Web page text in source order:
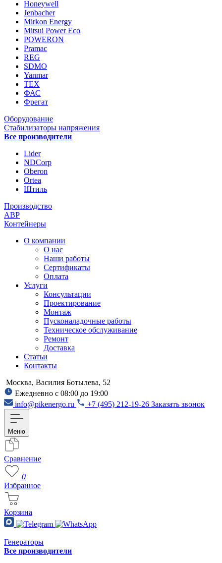
Honeywell
Jenbacher
Mirkon Energy
Mitsui Power Eco
POWERON
Pramac
REG
SDMO
Yanmar
ТЕХ
ФАС
Фрегат
Оборудование
Стабилизаторы напряжения
Все производители
Lider
NDCorp
Oberon
Ortea
Штиль
Производство
АВР
Контейнеры
О компании
О нас
Наши работы
Сертификаты
Оплата
Услуги
Консультации
Проектирование
Монтаж
Пусконаладочные работы
Техническое обслуживание
Ремонт
Доставка
Статьи
Контакты
Москва, Василия Ботылева, 52
Ежедневно с 08:00 до 19:00
info@pikenergo.ru
+7 (495) 212-19-26 Заказать звонок
Меню
Сравнение
0
Избранное
Корзина
Генераторы
Все производители